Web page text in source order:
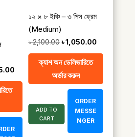
Current
price
৳ 1,015.00.
১২ × ৮ ইঞ্চি – ৩ পিস ফ্রেম
(Medium)
৳2,100.00 Original
price
was:
৳ 2,100.00.
৳1,050.00
price
ক্যাশ অন ডেলিভারিতে
অর্ডার করুন
ADD TO
CART
ORDER
MESSE
NGER